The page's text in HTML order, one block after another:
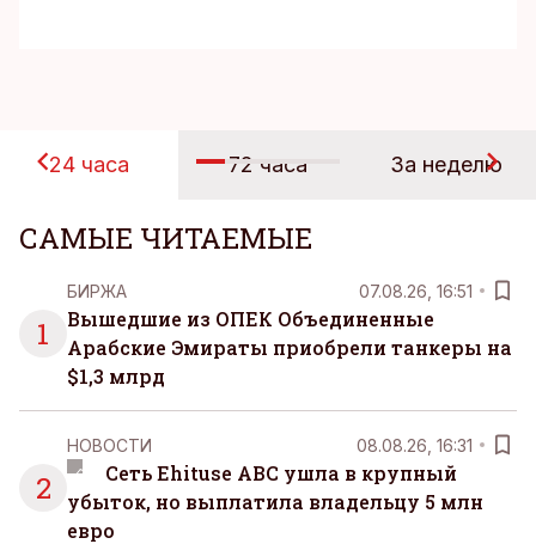
24 часа 72 часа За неделю
САМЫЕ ЧИТАЕМЫЕ
1
БИРЖА 07.08.26, 16:51
Вышедшие из ОПЕК Объединенные
Арабские Эмираты приобрели танкеры на
$1,3 млрд
2
НОВОСТИ 08.08.26, 16:31
Сеть Ehituse ABC ушла в крупный
убыток, но выплатила владельцу 5 млн
евро